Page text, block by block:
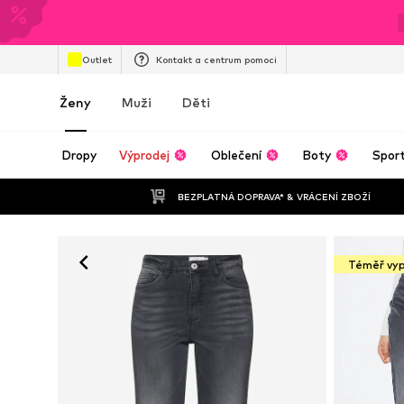
Outlet Kontakt a centrum pomoci
Ženy Muži Děti
Dropy Výprodej Oblečení Boty Sport
BEZPLATNÁ DOPRAVA* & VRÁCENÍ ZBOŽÍ
Téměř